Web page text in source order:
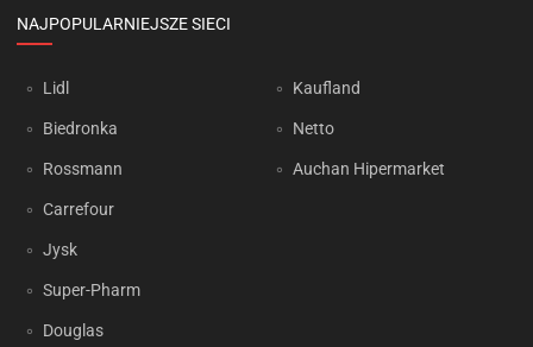
NAJPOPULARNIEJSZE SIECI
Lidl
Biedronka
Rossmann
Carrefour
Jysk
Super-Pharm
Douglas
Kaufland
Netto
Auchan Hipermarket